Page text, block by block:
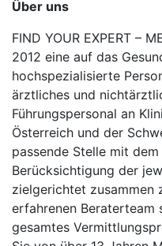
Über uns
FIND YOUR EXPERT –
2012 eine auf das
hochspezialisierte
ärztliches und
Führungspersonal an
Österreich und der
passende Stelle mit
Berücksichtigung der
zielgerichtet zusammen
erfahrenen Beraterteam
gesamtes